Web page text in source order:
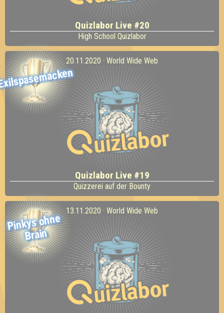
Quizlabor Live #20
High School Quizlabor
20.11.2020 · World Wide Web
Quizlabor Live #19
Quizzerei auf der Bounty
Pinkys ohne
Brain
13.11.2020 · World Wide Web